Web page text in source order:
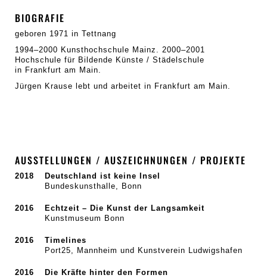
BIOGRAFIE
geboren 1971 in Tettnang
1994–2000 Kunsthochschule Mainz. 2000–2001
Hochschule für Bildende Künste / Städelschule
in Frankfurt am Main.
Jürgen Krause lebt und arbeitet in Frankfurt am Main.
AUSSTELLUNGEN / AUSZEICHNUNGEN / PROJEKTE
2018
Deutschland ist keine Insel
Bundeskunsthalle, Bonn
2016
Echtzeit – Die Kunst der Langsamkeit
Kunstmuseum Bonn
2016
Timelines
Port25, Mannheim und Kunstverein Ludwigshafen
2016
Die Kräfte hinter den Formen